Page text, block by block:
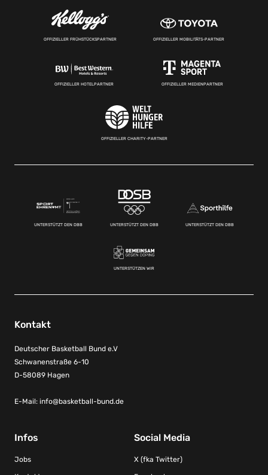
OFFIZIELLER FRÜHSTÜCKSPARTNER OFFIZIELLER MOBILITÄTS-PARTNER
OFFIZIELLER HOTELPARTNER OFFIZIELLER MEDIENPARTNER
OFFIZIELLER CHARITY-PARTNER
UNTERSTÜTZT DEN DBB UNTERSTÜTZT DEN DBB UNTERSTÜTZT DEN DBB
UNTERSTÜTZEN WIR
Kontakt
Deutscher Basketball Bund e.V
Schwanenstraße 6-10
D-58089 Hagen
E-Mail: info@basketball-bund.de
Infos
Jobs
Social Media
X (fka Twitter)